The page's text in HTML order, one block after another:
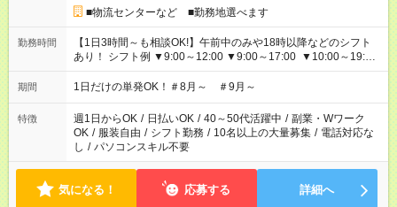
■物流センターなど ■勤務地選べます
勤務時間
【1日3時間～も相談OK!】午前中のみや18時以降などのシフト
あり！ シフト例 ▼9:00～12:00 ▼9:00～17:00 ▼10:00～19:00
▼18:00～21:00
期間 1日だけの単発OK！＃8月～ ＃9月～
特徴 週1日からOK / 日払いOK / 40～50代活躍中 / 副業・Wワーク
OK / 服装自由 / シフト勤務 / 10名以上の大量募集 / 電話対応な
し / パソコンスキル不要
気になる！ 応募する 詳細へ